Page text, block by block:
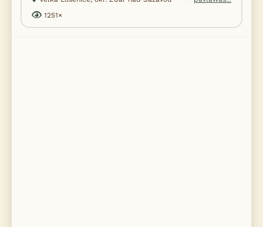
1251×